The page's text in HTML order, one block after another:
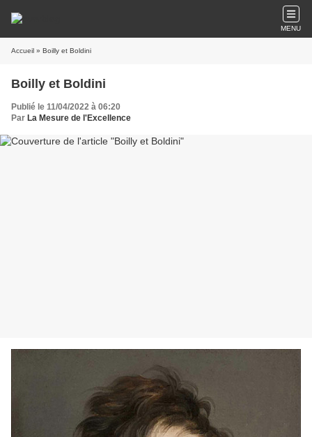
MENU
Accueil » Boilly et Boldini
Boilly et Boldini
Publié le 11/04/2022 à 06:20
Par La Mesure de l'Excellence